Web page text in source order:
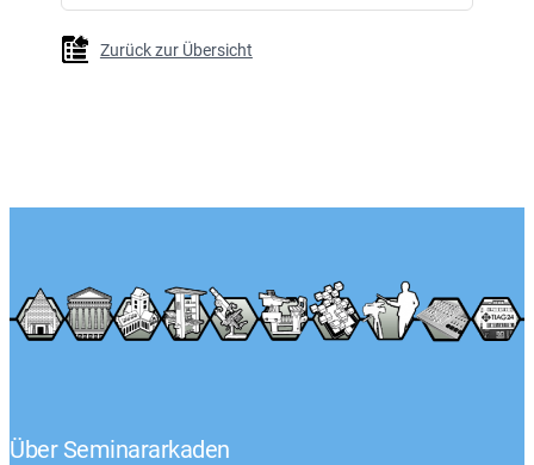
Zurück zur Übersicht
Über Seminararkaden